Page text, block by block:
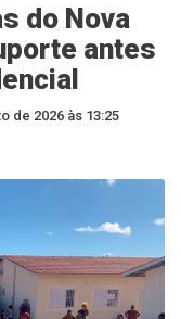
do Nova
antes
de 2026 às 13:25